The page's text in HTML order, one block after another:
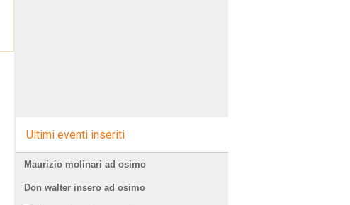
Ultimi eventi inseriti
Maurizio molinari ad osimo
Don walter insero ad osimo